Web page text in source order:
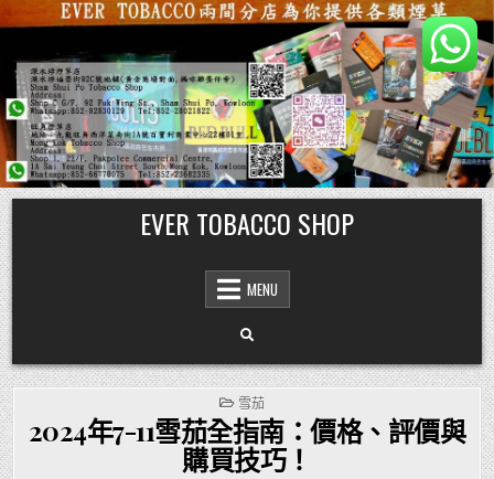
Skip
to
content
EVER TOBACCO SHOP
MENU
POSTED
IN
雪茄
2024年7-11雪茄全指南：價格、評價與
購買技巧！